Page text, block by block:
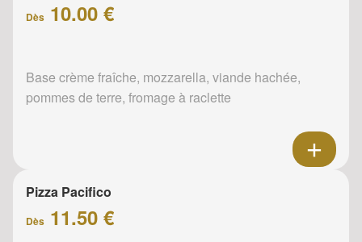
Dès 10.00 €
Base crème fraîche, mozzarella, viande hachée,
pommes de terre, fromage à raclette
Pizza Pacifico
Dès 11.50 €